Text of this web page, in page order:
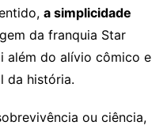
a simplicidade
da franquia Star
além do alívio cômico e
da história.
ou ciência,